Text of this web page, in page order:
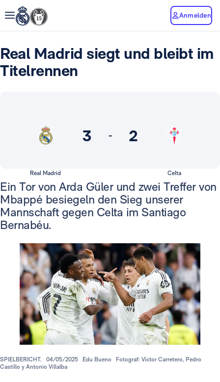
Anmelden
Real Madrid siegt und bleibt im
Titelrennen
3 - 2
Real Madrid Celta
Ein Tor von Arda Güler und zwei Treffer von
Mbappé besiegeln den Sieg unserer
Mannschaft gegen Celta im Santiago
Bernabéu.
SPIELBERICHT. 04/05/2025 Edu Bueno
Fotograf: Víctor Carretero, Pedro
Castillo y Antonio Villalba